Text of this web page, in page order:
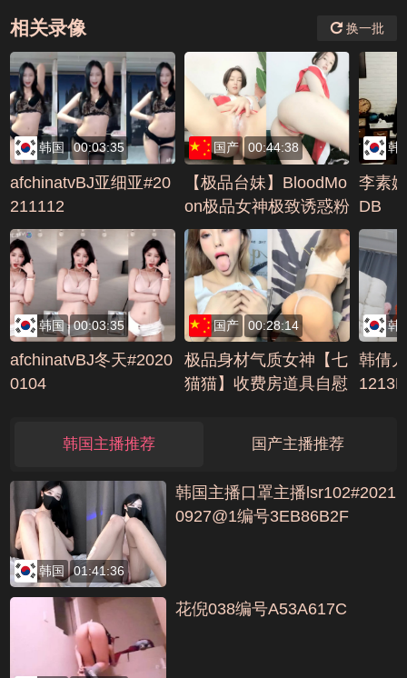
相关录像 换一批
韩国 00:03:35
afchinatvBJ亚细亚#20
211112
国产 00:44:38
【极品台妹】BloodMo
on极品女神极致诱惑粉
咪头尽情展示美鲍(7)
编号39682329
韩
李素
DB
韩国 00:03:35
afchinatvBJ冬天#2020
0104
国产 00:28:14
极品身材气质女神【七
猫猫】收费房道具自慰
韩
韩倩
韩国主播推荐 国产主播推荐
韩国 01:41:36
韩国主播口罩主播lsr102#2021
0927@1编号3EB86B2F
花倪038编号A53A617C